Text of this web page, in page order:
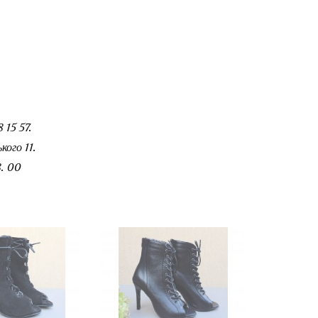
15 57.
11.
00